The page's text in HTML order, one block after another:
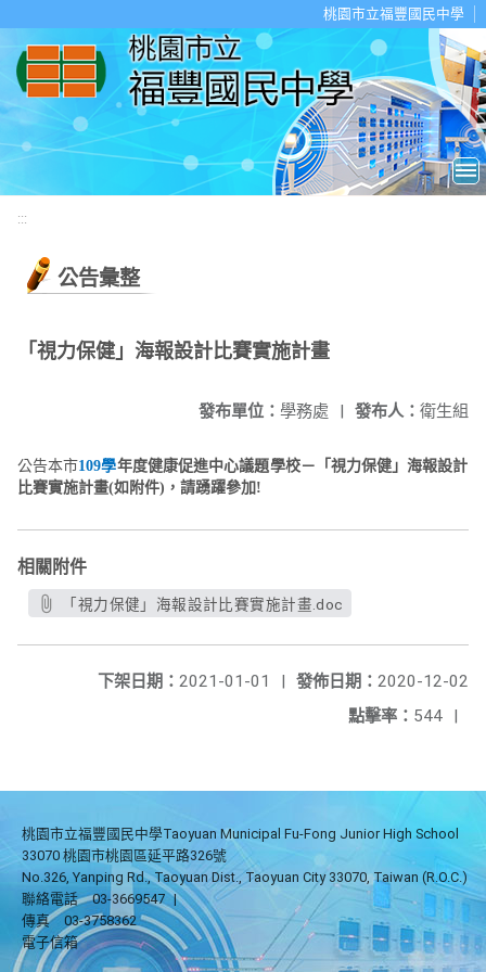
桃園市立福豐國民中學
:::
公告彙整
「視力保健」海報設計比賽實施計畫
發布人： 衛生組
發布單位： 學務處 |
公告本市109學年度健康促進中心議題學校－ 「視力保健 」海報設計
比賽實施計畫(如附件)，請踴躍參加!
相關附件
「視力保健」海報設計比賽實施計畫.doc
發佈日期： 2020-12-02
下架日期： 2021-01-01
|
點擊率： 544 |
桃園市立福豐國民中學Taoyuan Municipal Fu-Fong Junior High School
33070 桃園市桃園區延平路326號
No.326, Yanping Rd., Taoyuan Dist., Taoyuan City 33070, Taiwan (R.O.C.)
聯絡電話
03-3669547 |
傳真
03-3758362
電子信箱